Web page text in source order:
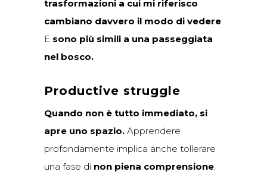
trasformazioni a cui mi riferisco
cambiano davvero il modo di vedere.
E sono più simili a una passeggiata
nel bosco.
Productive struggle
Quando non è tutto immediato, si
apre uno spazio. Apprendere
profondamente implica anche tollerare
una fase di non piena comprensione.